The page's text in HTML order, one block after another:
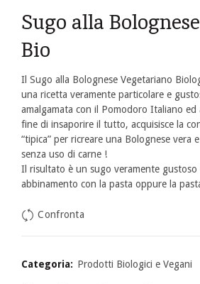
Sugo alla
Bio
Il Sugo alla Bolognese Vegetariano
una ricetta veramente particolare e
amalgamata con il Pomodoro Italiano
fine di insaporire il tutto, acquisisce la
“tipica” per ricreare una Bolognese vera
senza uso di carne !
Il risultato è un sugo veramente gustoso
abbinamento con la pasta oppure la
Confronta
Categoria: Prodotti Biologici e Vegani